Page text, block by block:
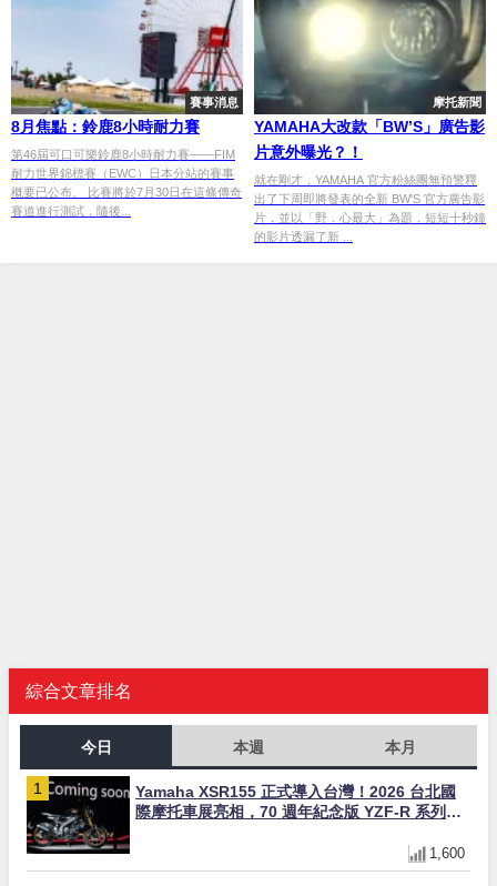
賽事消息
8月焦點：鈴鹿8小時耐力賽
第46屆可口可樂鈴鹿8小時耐力賽——FIM
耐力世界錦標賽（EWC）日本分站的賽事
概要已公布。 比賽將於7月30日在這條傳奇
賽道進行測試，隨後...
摩托新聞
YAMAHA大改款「BW’S」廣告影
片意外曝光？！
就在剛才，YAMAHA 官方粉絲團無預警釋
出了下周即將發表的全新 BW'S 官方廣告影
片，並以「野．心最大」為題，短短十秒鐘
的影片透漏了新 ...
綜合文章排名
今日 本週 本月
Yamaha XSR155 正式導入台灣！2026 台北國
際摩托車展亮相，70 週年紀念版 YZF-R 系列限
1,600